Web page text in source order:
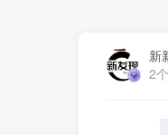
新
2